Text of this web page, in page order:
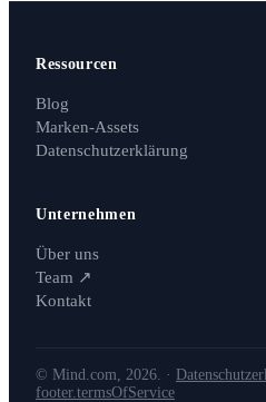
Ressourcen
Blog
Marken-Assets
Datenschutzerklärung
Unternehmen
Über uns
Team ↗
Kontakt
© Mind.com, 2026. ·
footer.termsOfService